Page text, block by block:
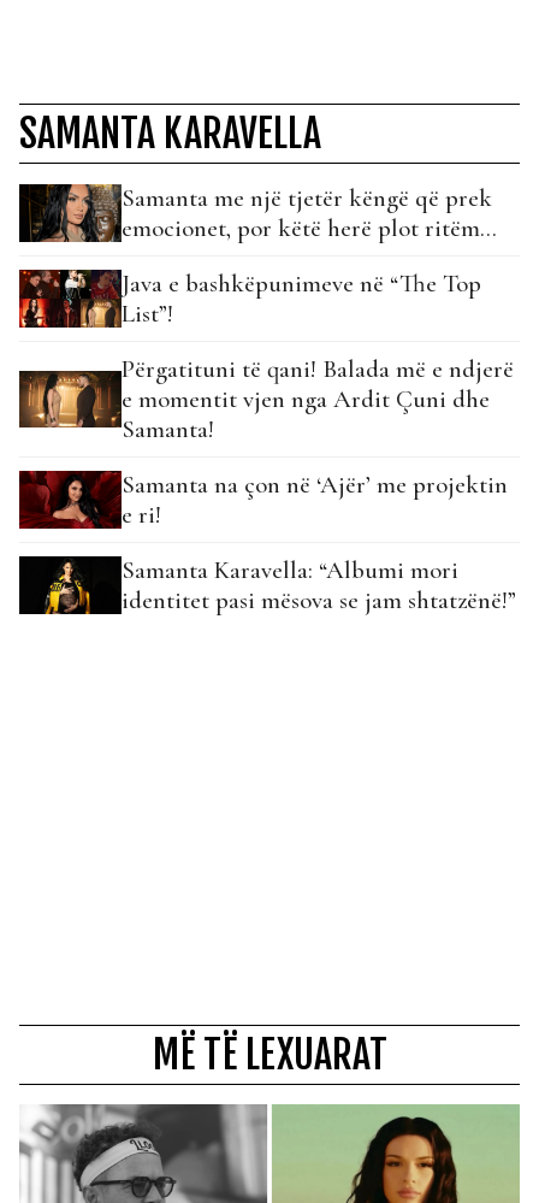
SAMANTA KARAVELLA
Samanta me një tjetër këngë që prek
emocionet, por këtë herë plot ritëm…
Java e bashkëpunimeve në “The Top
List”!
Përgatituni të qani! Balada më e ndjerë
e momentit vjen nga Ardit Çuni dhe
Samanta!
Samanta na çon në ‘Ajër’ me projektin
e ri!
Samanta Karavella: “Albumi mori
identitet pasi mësova se jam shtatzënë!”
MË TË LEXUARAT